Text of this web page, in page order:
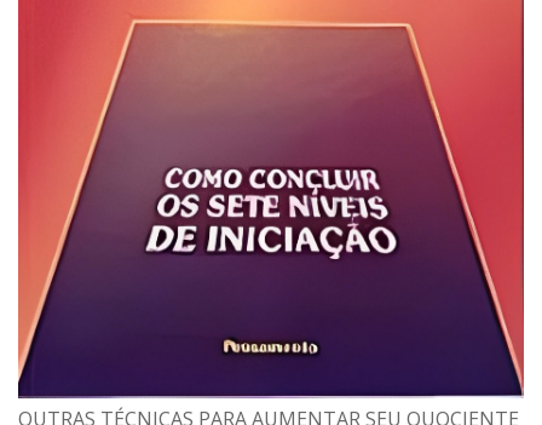
OUTRAS TÉCNICAS PARA AUMENTAR SEU QUOCIENTE